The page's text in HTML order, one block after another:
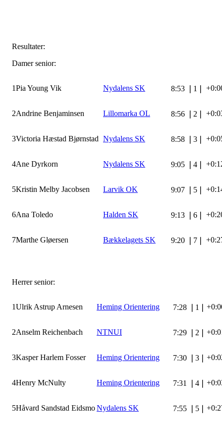
Resultater:
Damer senior:
1Pia Young Vik Nydalens SK 8:53 1
2Andrine Benjaminsen Lillomarka OL 8:56 2
3Victoria Hæstad Bjørnstad Nydalens SK 8:58 3
4Ane Dyrkorn Nydalens SK 9:05 4
5Kristin Melby Jacobsen Larvik OK 9:07 5
6Ana Toledo Halden SK 9:13 6
7Marthe Gløersen Bækkelagets SK 9:20 7
Herrer senior:
1Ulrik Astrup Arnesen Heming Orientering 7:28 1
2Anselm Reichenbach NTNUI 7:29 2
3Kasper Harlem Fosser Heming Orientering 7:30 3
4Henry McNulty Heming Orientering 7:31 4
5Håvard Sandstad EidsmoNydalens SK 7:55 5